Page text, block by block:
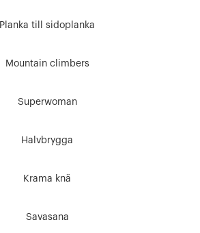
Planka till sidoplanka
Mountain climbers
Superwoman
Halvbrygga
Krama knä
Savasana